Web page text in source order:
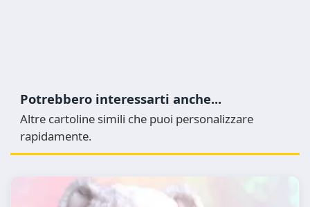
Potrebbero interessarti anche...
Altre cartoline simili che puoi personalizzare
rapidamente.